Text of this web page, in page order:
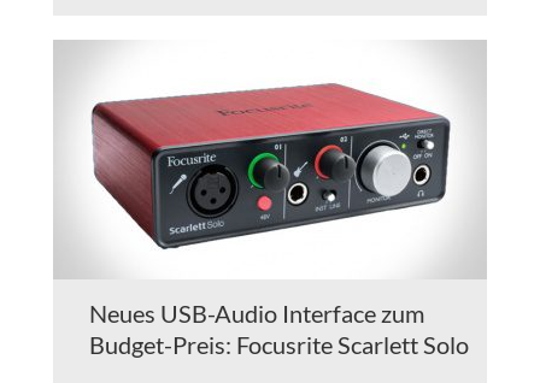
Neues USB-Audio Interface zum
Budget-Preis: Focusrite Scarlett Solo